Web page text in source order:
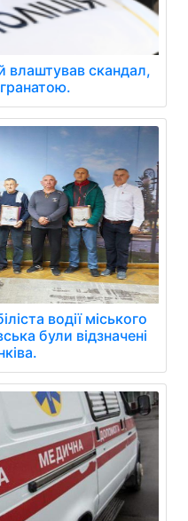
влаштував скандал,
водії міського
були відзначені